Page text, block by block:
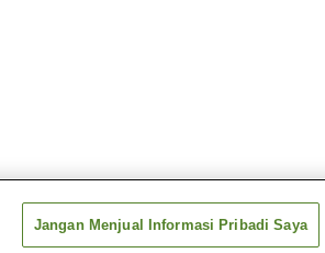
Jangan Menjual Informasi Pribadi Saya